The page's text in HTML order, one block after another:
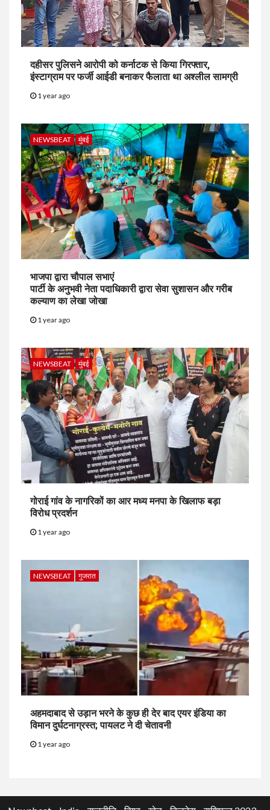
दहीसर पुलिसने आरोपी को कर्नाटक से किया गिरफ्तार,
इंस्टाग्राम पर फर्जी आईडी बनाकर फैलाता था अश्लील सामग्री
1 year ago
NEWSBEAT मुंबई
भाजपा द्वारा चौपाल सभाएं
पार्टी के अनुभवी नेता पदाधिकारी द्वारा सेवा सुशासन और गरीब
कल्याण का लेखा जोखा
1 year ago
NEWSBEAT मुंबई
गोराई गांव के नागरिकों का आर मध्य मनपा के खिलाफ बड़ा
विरोध प्रदर्शन
1 year ago
NEWSBEAT गुजरात
अहमदाबाद से उड़ान भरने के कुछ ही देर बाद एयर इंडिया का
विमान दुर्घटनाग्रस्त; पायलट ने दी चेतावनी
1 year ago